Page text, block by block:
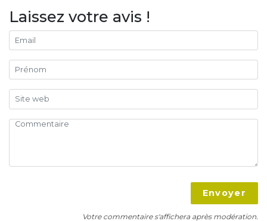
Laissez votre avis !
Envoyer
Votre commentaire s'affichera après modération.